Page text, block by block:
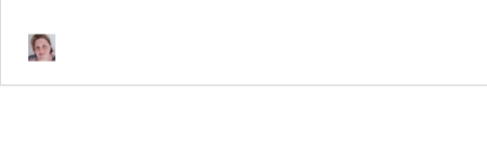
10.